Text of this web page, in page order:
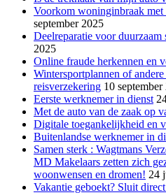
Voorkom woninginbraak
september 2025
Deelreparatie voor duurzaam
2025
Online fraude herkennen en
Wintersportplannen of
reisverzekering 10 september
Eerste werknemer in dienst
Met de auto van de zaak op
Digitale toegankelijkheid en
Buitenlandse werknemer in
Samen sterk : Wagtmans
MD Makelaars zetten zich
woonwensen en dromen! 24
Vakantie geboekt? Sluit